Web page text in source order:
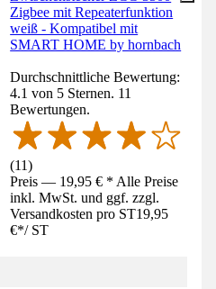
Zigbee mit Repeaterfunktion
weiß - Kompatibel mit
SMART HOME by hornbach
Durchschnittliche Bewertung:
4.1 von 5 Sternen. 11
Bewertungen.
(11)
Preis — 19,95 € * Alle Preise
inkl. MwSt. und ggf. zzgl.
Versandkosten pro ST19,95
€*/ ST